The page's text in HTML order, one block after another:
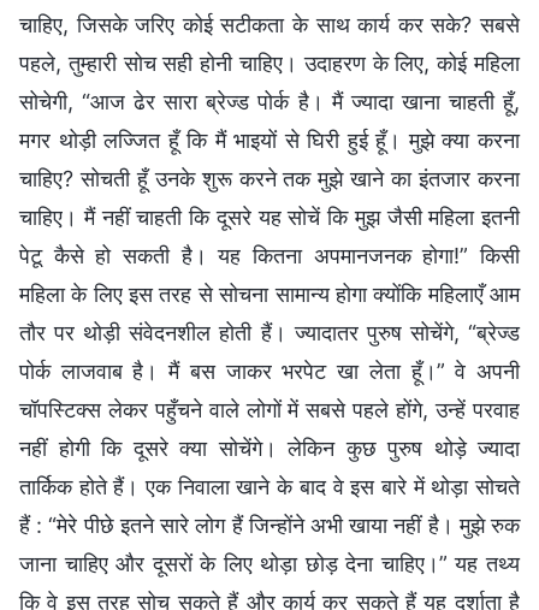
चाहिए, जिसके जरिए कोई सटीकता के साथ कार्य कर सके? सबसे
पहले, तुम्हारी सोच सही होनी चाहिए। उदाहरण के लिए, कोई महिला
सोचेगी, “आज ढेर सारा ब्रेज्ड पोर्क है। मैं ज्यादा खाना चाहती हूँ,
मगर थोड़ी लज्जित हूँ कि मैं भाइयों से घिरी हुई हूँ। मुझे क्या करना
चाहिए? सोचती हूँ उनके शुरू करने तक मुझे खाने का इंतजार करना
चाहिए। मैं नहीं चाहती कि दूसरे यह सोचें कि मुझ जैसी महिला इतनी
पेटू कैसे हो सकती है। यह कितना अपमानजनक होगा!” किसी
महिला के लिए इस तरह से सोचना सामान्य होगा क्योंकि महिलाएँ आम
तौर पर थोड़ी संवेदनशील होती हैं। ज्यादातर पुरुष सोचेंगे, “ब्रेज्ड
पोर्क लाजवाब है। मैं बस जाकर भरपेट खा लेता हूँ।” वे अपनी
चॉपस्टिक्स लेकर पहुँचने वाले लोगों में सबसे पहले होंगे, उन्हें परवाह
नहीं होगी कि दूसरे क्या सोचेंगे। लेकिन कुछ पुरुष थोड़े ज्यादा
तार्किक होते हैं। एक निवाला खाने के बाद वे इस बारे में थोड़ा सोचते
हैं : “मेरे पीछे इतने सारे लोग हैं जिन्होंने अभी खाया नहीं है। मुझे रुक
जाना चाहिए और दूसरों के लिए थोड़ा छोड़ देना चाहिए।” यह तथ्य
कि वे इस तरह सोच सकते हैं और कार्य कर सकते हैं यह दर्शाता है